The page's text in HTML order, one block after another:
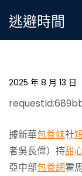
逃避時間
中國援一包養
2025 年 8 月 13 日
據新華包養妹社
者吳長偉）持甜
亞中部包養網霍